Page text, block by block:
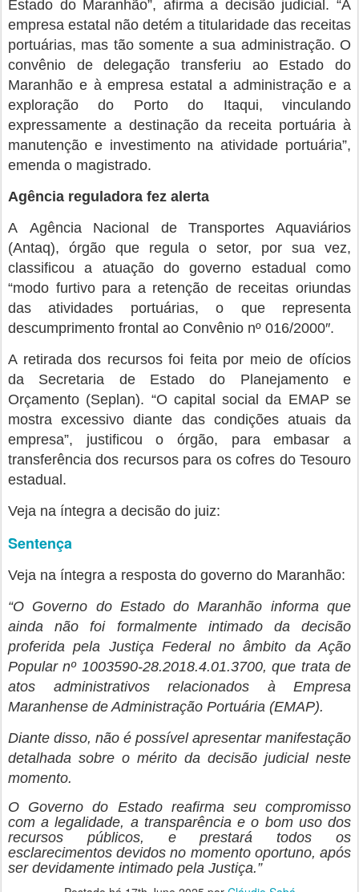
Estado do Maranhão”, afirma a decisão judicial. “A
empresa estatal não detém a titularidade das receitas
portuárias, mas tão somente a sua administração. O
convênio de delegação transferiu ao Estado do
Maranhão e à empresa estatal a administração e a
exploração do Porto do Itaqui, vinculando
expressamente a destinação da receita portuária à
manutenção e investimento na atividade portuária”,
emenda o magistrado.
Agência reguladora fez alerta
A Agência Nacional de Transportes Aquaviários
(Antaq), órgão que regula o setor, por sua vez,
classificou a atuação do governo estadual como
“modo furtivo para a retenção de receitas oriundas
das atividades portuárias, o que representa
descumprimento frontal ao Convênio nº 016/2000″.
A retirada dos recursos foi feita por meio de ofícios
da Secretaria de Estado do Planejamento e
Orçamento (Seplan). “O capital social da EMAP se
mostra excessivo diante das condições atuais da
empresa”, justificou o órgão, para embasar a
transferência dos recursos para os cofres do Tesouro
estadual.
Veja na íntegra a decisão do juiz:
Sentença
Veja na íntegra a resposta do governo do Maranhão:
“O Governo do Estado do Maranhão informa que
ainda não foi formalmente intimado da decisão
proferida pela Justiça Federal no âmbito da Ação
Popular nº 1003590-28.2018.4.01.3700, que trata de
atos administrativos relacionados à Empresa
Maranhense de Administração Portuária (EMAP).
Diante disso, não é possível apresentar manifestação
detalhada sobre o mérito da decisão judicial neste
momento.
O Governo do Estado reafirma seu compromisso
com a legalidade, a transparência e o bom uso dos
recursos públicos, e prestará todos os
esclarecimentos devidos no momento oportuno, após
ser devidamente intimado pela Justiça.”